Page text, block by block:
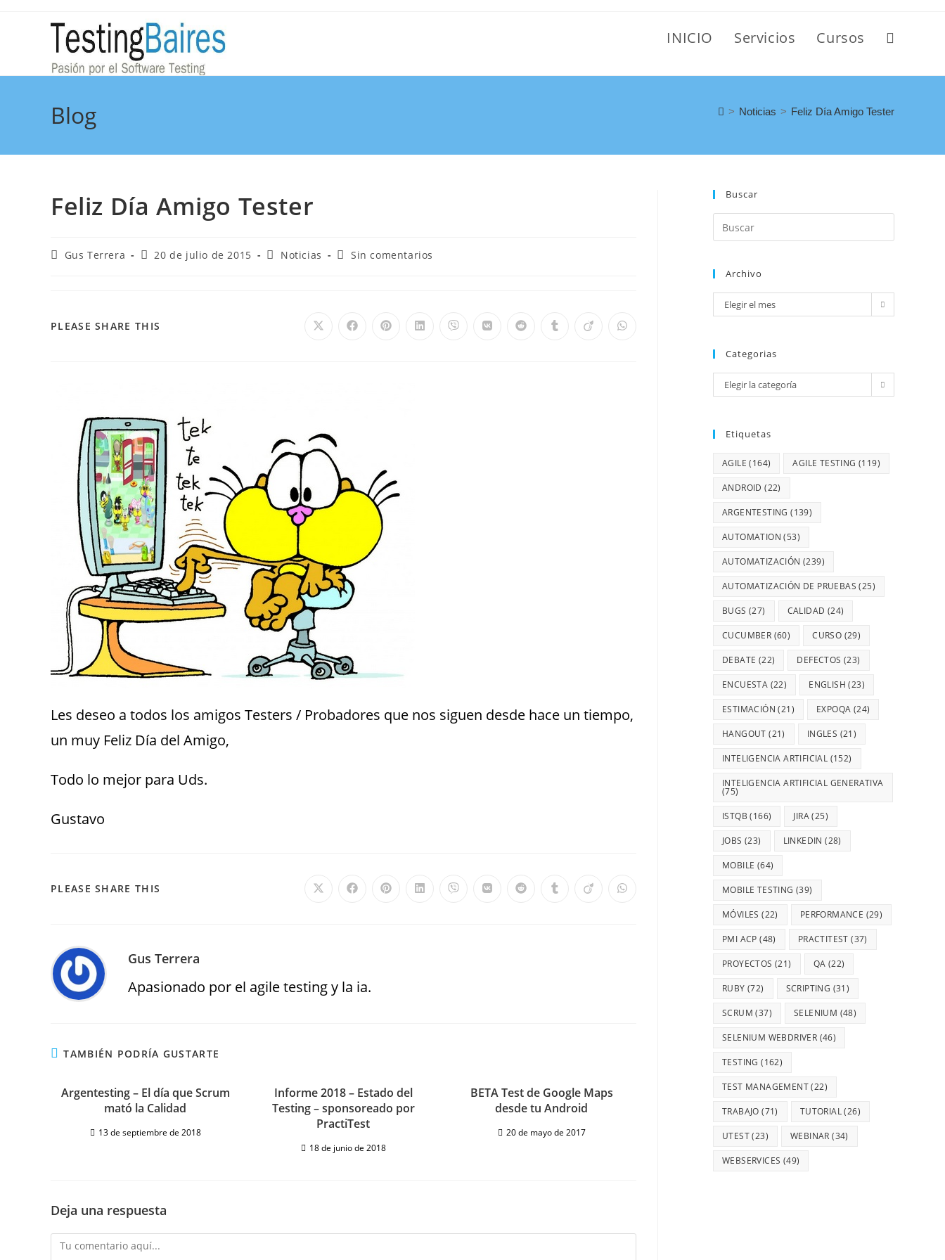
INICIO Servicios Cursos
Blog > Noticias > Feliz Día Amigo Tester
Feliz Día Amigo Tester
Gus Terrera 20 de julio de 2015 Noticias Sin comentarios
PLEASE SHARE THIS
Les deseo a todos los amigos Testers / Probadores que nos siguen desde hace un tiempo,
un muy Feliz Día del Amigo,
Todo lo mejor para Uds.
Gustavo
PLEASE SHARE THIS
Gus Terrera
Apasionado por el agile testing y la ia.
TAMBIÉN PODRÍA GUSTARTE
Argentesting – El día que Scrum
mató la Calidad
13 de septiembre de 2018
Informe 2018 – Estado del
Testing – sponsoreado por
PractiTest
18 de junio de 2018
BETA Test de Google Maps
desde tu Android
20 de mayo de 2017
Deja una respuesta
Buscar
Archivo
Elegir el mes
Categorias
Elegir la categoría
Etiquetas
AGILE (164) AGILE TESTING (119)
ANDROID (22)
ARGENTESTING (139)
AUTOMATION (53)
AUTOMATIZACIÓN (239)
AUTOMATIZACIÓN DE PRUEBAS (25)
BUGS (27) CALIDAD (24)
CUCUMBER (60) CURSO (29)
DEBATE (22) DEFECTOS (23)
ENCUESTA (22) ENGLISH (23)
ESTIMACIÓN (21) EXPOQA (24)
HANGOUT (21) INGLES (21)
INTELIGENCIA ARTIFICIAL (152)
INTELIGENCIA ARTIFICIAL GENERATIVA
(75)
ISTQB (166) JIRA(25)
JOBS (23) LINKEDIN (28)
MOBILE (64)
MOBILE TESTING (39)
MÓVILES (22) PERFORMANCE (29)
PMI ACP (48) PRACTITEST (37)
PROYECTOS (21) QA (22)
RUBY (72) SCRIPTING (31)
SCRUM (37) SELENIUM (48)
SELENIUM WEBDRIVER (46)
TESTING (162)
TEST MANAGEMENT(22)
TRABAJO (71) TUTORIAL(26)
UTEST(23) WEBINAR (34)
WEBSERVICES (49)